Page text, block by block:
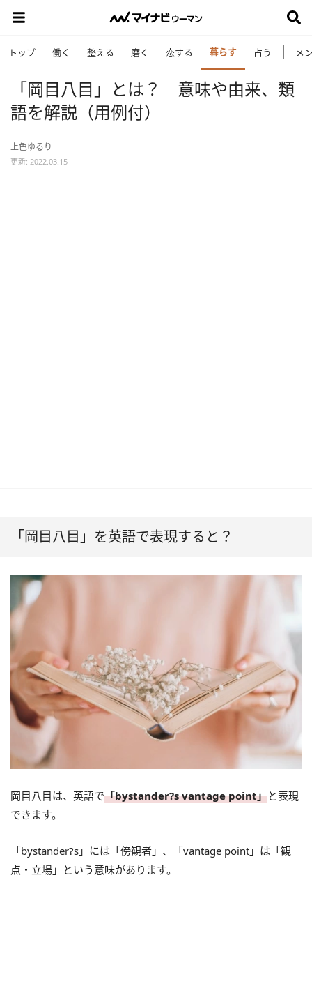
トップ 働く 整える 磨く 恋する 暮らす 占う メ
「岡目八目」とは？ 意味や由来、類
語を解説（用例付）
上色ゆるり
更新: 2022.03.15
「岡目八目」を英語で表現すると？
岡目八目は、英語で「bystander?s vantage point」と表現
できます。
「bystander?s」には「傍観者」、「vantage point」は「観
点・立場」という意味があります。